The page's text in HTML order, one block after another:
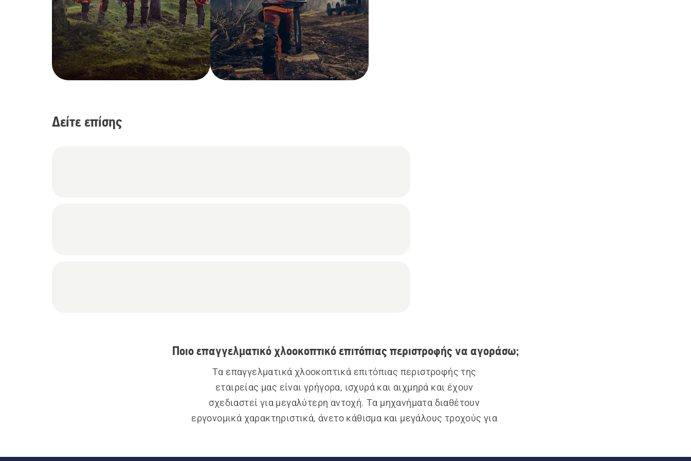
Δείτε επίσης
Ποιο επαγγελματικό χλοοκοπτικό επιτόπιας περιστροφής να αγοράσω;
Τα επαγγελματικά χλοοκοπτικά επιτόπιας περιστροφής της
εταιρείας μας είναι γρήγορα, ισχυρά και αιχμηρά και έχουν
σχεδιαστεί για μεγαλύτερη αντοχή. Τα μηχανήματα διαθέτουν
εργονομικά χαρακτηριστικά, άνετο κάθισμα και μεγάλους τροχούς για